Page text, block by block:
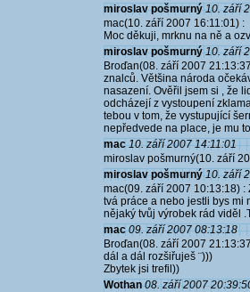
miroslav pošmurný 10. září
mac(10. září 2007 16:11:01) :
Moc děkuji, mrknu na ně a
miroslav pošmurný 10. září
Broďan(08. září 2007
znalců. Většina národa
nasazení. Ověřil jsem si , že
odcházejí z vystoupení
tebou v tom, že vystupující
nepředvede na place, je mu
mac 10. září 2007 14:11:01
miroslav pošmurný(10. září
miroslav pošmurný 10. září
mac(09. září 2007 10:13:18)
tvá práce a nebo jestli bys mi
nějaký tvůj výrobek rád viděl
mac 09. září 2007 08:13:18
Broďan(08. září 2007
dál a dál rozšiřuješ ¨)))
Zbytek jsi trefil))
Wothan 08. září 2007